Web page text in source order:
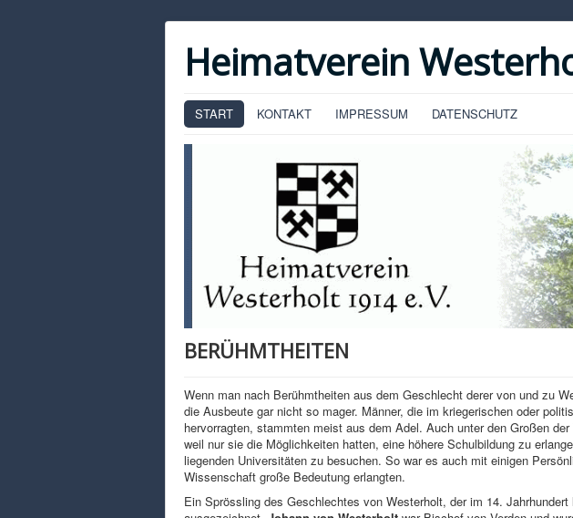
Heimatverein
START KONTAKT IMPRESSUM DATENSCHUTZ
BERÜHMTHEITEN
Wenn man nach Berühmtheiten aus dem Geschlecht derer von und zu
die Ausbeute gar nicht so mager. Männer, die im kriegerischen oder
hervorragten, stammten meist aus dem Adel. Auch unter den Großen
weil nur sie die Möglichkeiten hatten, eine höhere Schulbildung zu
liegenden Universitäten zu besuchen. So war es auch mit einigen
Wissenschaft große Bedeutung erlangten.
Ein Sprössling des Geschlechtes von Westerholt, der im 14.